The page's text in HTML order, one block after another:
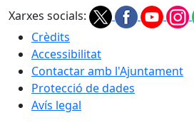
Xarxes socials:
Crèdits
Accessibilitat
Contactar amb l'Ajuntament
Protecció de dades
Avís legal